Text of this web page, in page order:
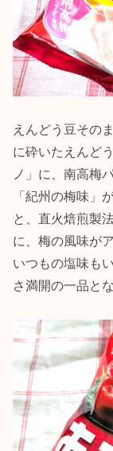
えんどう豆その
に砕いたえんど
ノ」に、南高梅
「紀州の梅味」
と、直火焙煎製
に、梅の風味が
いつもの塩味も
さ満開の一品と